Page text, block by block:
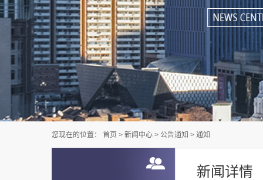
新闻详情
您现在的位置： 首页 > 新闻中心 > 公告通知 > 通知